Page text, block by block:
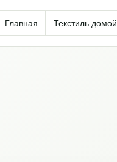
Главная Текстиль домой